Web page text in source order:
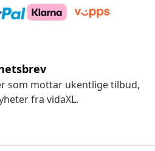
som mottar ukentlige tilbud,
fra vidaXL.